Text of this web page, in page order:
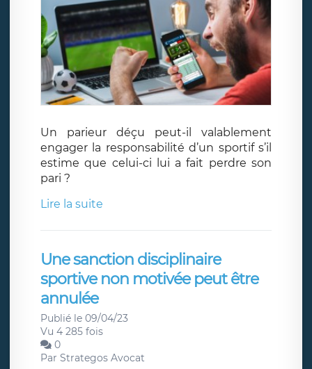
Un parieur déçu peut-il valablement
engager la responsabilité d’un sportif s’il
estime que celui-ci lui a fait perdre son
pari ?
Lire la suite
Une sanction disciplinaire
sportive non motivée peut être
annulée
Publié le 09/04/23
Vu 4 285 fois
0
Par Strategos Avocat